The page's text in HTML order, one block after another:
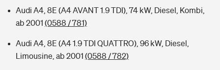
Audi A4, 8E (A4 AVANT 1.9 TDI), 74 kW, Diesel, Kombi,
ab 2001 (0588 / 781)
Audi A4, 8E (A4 1.9 TDI QUATTRO), 96 kW, Diesel,
Limousine, ab 2001 (0588 / 782)